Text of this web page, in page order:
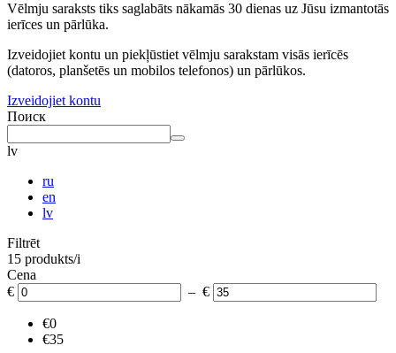
Vēlmju saraksts tiks saglabāts nākamās 30 dienas uz Jūsu izmantotās
ierīces un pārlūka.
Izveidojiet kontu un piekļūstiet vēlmju sarakstam visās ierīcēs
(datoros, planšetēs un mobilos telefonos) un pārlūkos.
Izveidojiet kontu
Поиск
lv
ru
en
lv
Filtrēt
15 produkts/i
Cena
€
– €
€0
€35